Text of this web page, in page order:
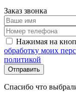
Заказ звонка
Нажимая на
обработку моих
политикой
Отправить
Спасибо что